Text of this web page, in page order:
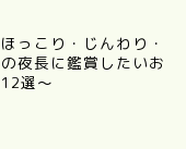
っこり・じんわり・
夜長に鑑賞したいお
選～